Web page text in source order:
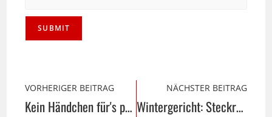
VORHERIGER BEITRAG
Kein Händchen für's perfekte Make-up?
NÄCHSTER BEITRAG
Wintergericht: Steckrübe